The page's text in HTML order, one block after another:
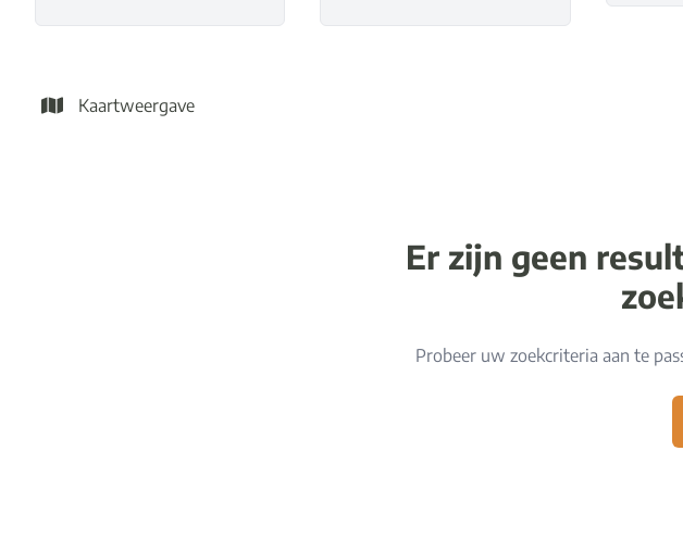
Kaartweergave
Er zijn geen
Probeer uw zoekcriteria aan te